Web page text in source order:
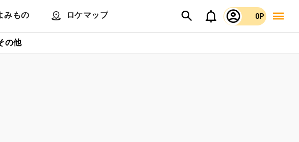
みもの ロケマップ 0P
の他